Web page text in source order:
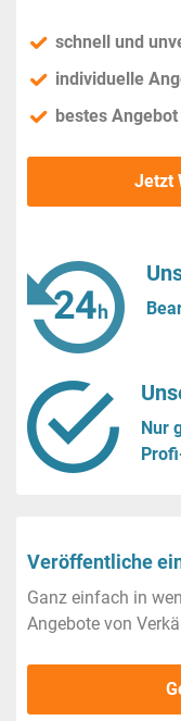
schnell und
individuelle
bestes
Jetzt
Nur
Veröffentliche
Ganz einfach in
Angebote von